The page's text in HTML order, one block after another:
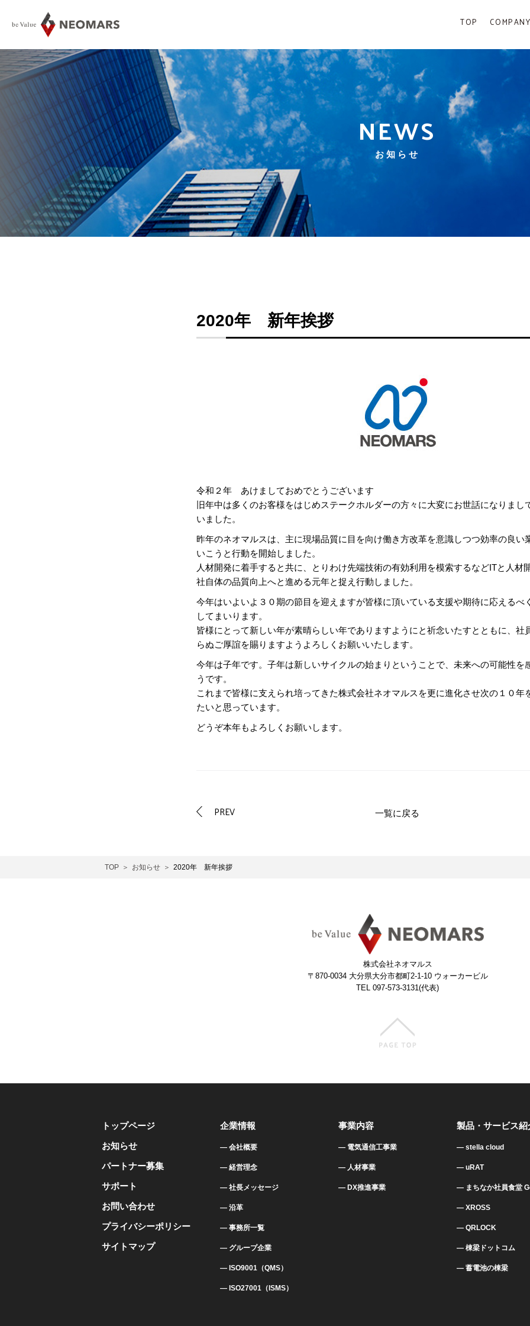
TOP COMPANY
NEWS
お知らせ
2020年 新年挨拶
令和２年 あけましておめでとうございます
旧年中は多くのお客様をはじめステークホルダーの方々に大変にお世話になりまし
いました。
昨年のネオマルスは、主に現場品質に目を向け働き方改革を意識しつつ効率の良い
いこうと行動を開始しました。
人材開発に着手すると共に、とりわけ先端技術の有効利用を模索するなどITと人材
社自体の品質向上へと進める元年と捉え行動しました。
今年はいよいよ３０期の節目を迎えますが皆様に頂いている支援や期待に応えるべ
してまいります。
皆様にとって新しい年が素晴らしい年でありますようにと祈念いたすとともに、社
らぬご厚誼を賜りますようよろしくお願いいたします。
今年は子年です。子年は新しいサイクルの始まりということで、未来への可能性を
うです。
これまで皆様に支えられ培ってきた株式会社ネオマルスを更に進化させ次の１０年
たいと思っています。
どうぞ本年もよろしくお願いします。
PREV 一覧に戻る
TOP お知らせ 2020年 新年挨拶
株式会社ネオマルス
〒870-0034 大分県大分市都町2-1-10 ウォーカービル
TEL 097-573-3131(代表)
トップページ
お知らせ
パートナー募集
サポート
お問い合わせ
プライバシーポリシー
サイトマップ
企業情報
会社概要
経営理念
社長メッセージ
沿革
事務所一覧
グループ企業
ISO9001（QMS）
ISO27001（ISMS）
事業内容
電気通信工事業
人材事業
DX推進事業
製品・サービス紹
stella cloud
uRAT
まちなか社員食堂
XROSS
QRLOCK
棟梁ドットコム
蓄電池の棟梁